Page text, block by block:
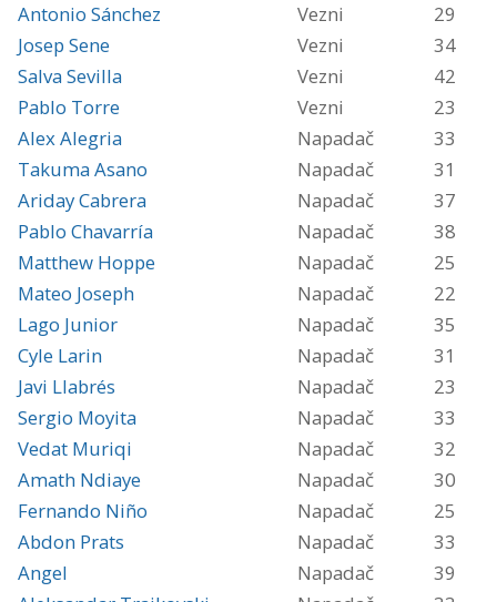
Antonio Sánchez
Vezni
29
Josep Sene
Vezni
34
Salva Sevilla
Vezni
42
Pablo Torre
Vezni
23
Alex Alegria
Napadač
33
Takuma Asano
Napadač
31
Ariday Cabrera
Napadač
37
Pablo Chavarría
Napadač
38
Matthew Hoppe
Napadač
25
Mateo Joseph
Napadač
22
Lago Junior
Napadač
35
Cyle Larin
Napadač
31
Javi Llabrés
Napadač
23
Sergio Moyita
Napadač
33
Vedat Muriqi
Napadač
32
Amath Ndiaye
Napadač
30
Fernando Niño
Napadač
25
Abdon Prats
Napadač
33
Angel
Napadač
39